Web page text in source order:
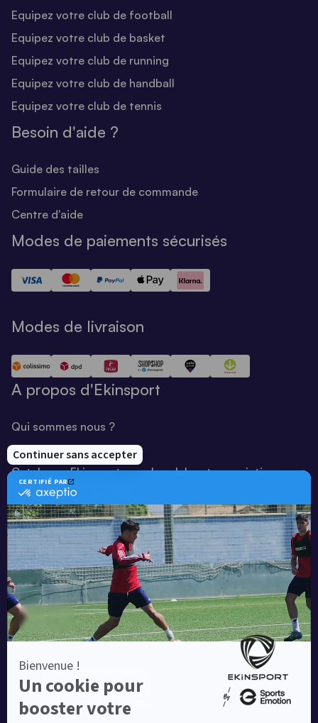
Equipez votre club de football
Equipez votre club de basket
Equipez votre club de running
Equipez votre club de handball
Equipez votre club de tennis
Besoin d'aide ?
Guide des tailles
Formulaire de retour de commande
Centre d'aide
Modes de paiements sécurisés
Modes de livraison
A propos d'Ekinsport
Qui sommes nous ?
Notre savoir-faire
Catalogue Ekinsport pour les clubs et associations
Catalogue running Ekinsport
Blog
Une société de :